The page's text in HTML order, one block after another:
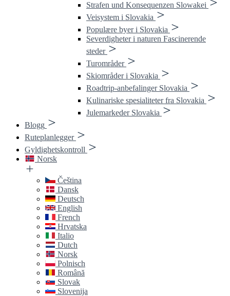
Strafen und Konsequenzen Slowakei
Veisystem i Slovakia
Populære byer i Slovakia
Severdigheter i naturen Fascinerende
steder
Turområder
Skiområder i Slovakia
Roadtrip-anbefalinger Slovakia
Kulinariske spesialiteter fra Slovakia
Julemarkeder Slovakia
Blogg
Ruteplanlegger
Gyldighetskontroll
Norsk
Čeština
Dansk
Deutsch
English
French
Hrvatska
Italio
Dutch
Norsk
Polnisch
Română
Slovak
Slovenija